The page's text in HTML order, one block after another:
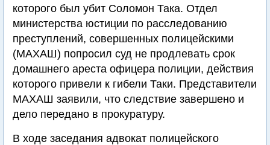
которого был убит Соломон Така. Отдел
министерства юстиции по расследованию
преступлений, совершенных полицейскими
(МАХАШ) попросил суд не продлевать срок
домашнего ареста офицера полиции, действия
которого привели к гибели Таки. Представители
МАХАШ заявили, что следствие завершено и
дело передано в прокуратуру.
В ходе заседания адвокат полицейского